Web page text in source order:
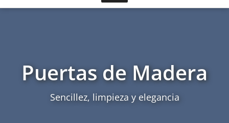
Puertas de Madera
Sencillez, limpieza y elegancia